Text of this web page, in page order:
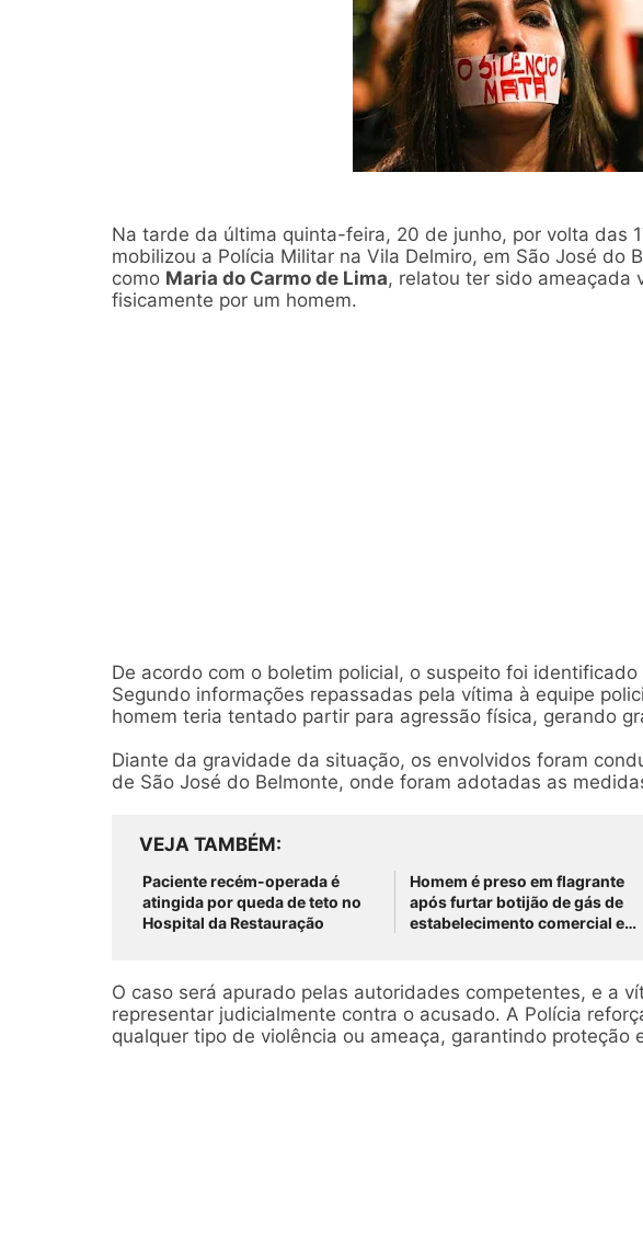
Na tarde da última quinta-feira, 20 de junho, por volta das
mobilizou a Polícia Militar na Vila Delmiro, em São José do
como Maria do Carmo de Lima, relatou ter sido ameaçada
fisicamente por um homem.
De acordo com o boletim policial, o suspeito foi identificado
Segundo informações repassadas pela vítima à equipe
homem teria tentado partir para agressão física, gerando
Diante da gravidade da situação, os envolvidos foram
de São José do Belmonte, onde foram adotadas as
VEJA TAMBÉM
Paciente recém-operada é
atingida por queda de teto no
Hospital da Restauração
Homem é preso em flagrante
após furtar botijão de gás de
estabelecimento comercial em
O caso será apurado pelas autoridades competentes, e a
representar judicialmente contra o acusado. A Polícia
qualquer tipo de violência ou ameaça, garantindo proteção